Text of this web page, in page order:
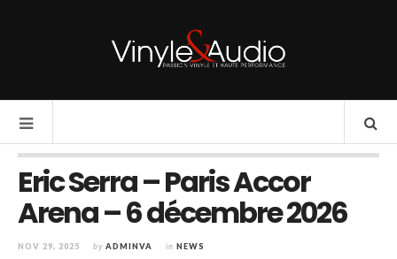
Eric Serra – Paris Accor
Arena – 6 décembre 2026
NOV 29, 2025 by ADMINVA in NEWS